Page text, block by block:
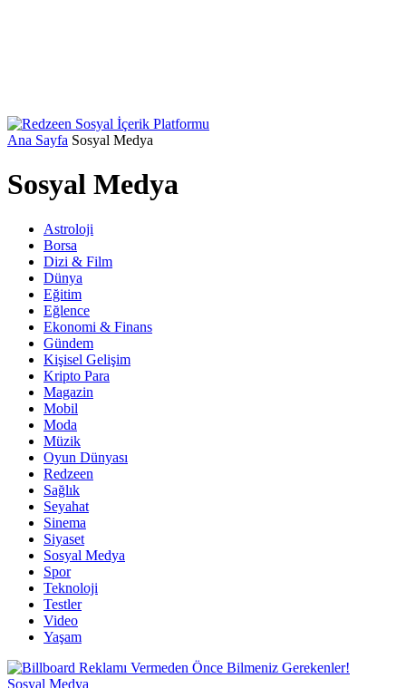
Ana Sayfa Sosyal Medya
Sosyal Medya
Astroloji
Borsa
Dizi & Film
Dünya
Eğitim
Eğlence
Ekonomi & Finans
Gündem
Kişisel Gelişim
Kripto Para
Magazin
Mobil
Moda
Müzik
Oyun Dünyası
Redzeen
Sağlık
Seyahat
Sinema
Siyaset
Sosyal Medya
Spor
Teknoloji
Testler
Video
Yaşam
Sosyal Medya